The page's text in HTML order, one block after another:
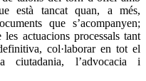
està tancat quan, a més,
que s’acompanyen;
actuacions processals tant
col·laborar en tot el
l’advocacia i